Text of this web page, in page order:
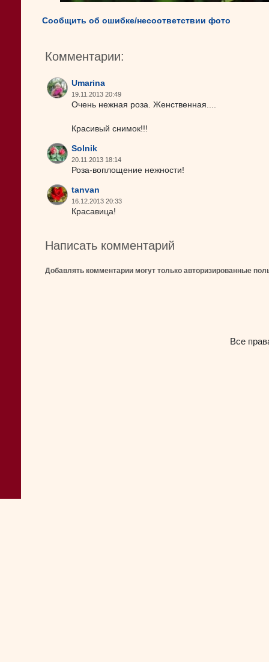
Сообщить об ошибке/несоответствии фото
Комментарии:
Umarina
19.11.2013 20:49
Очень нежная роза. Женственная....
Красивый снимок!!!
Solnik
20.11.2013 18:14
Роза-воплощение нежности!
tanvan
16.12.2013 20:33
Красавица!
Написать комментарий
Добавлять комментарии могут только авторизированные
Все